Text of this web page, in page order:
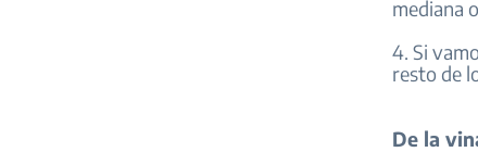
mediana
4. Si
resto de
De la